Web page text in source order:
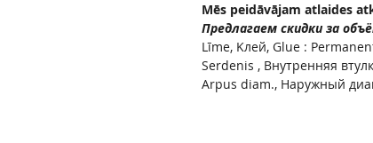
Mēs peidāvājam atlaides
Предлагаем скидки за
Līme, Kлей, Glue :
Serdenis , Внутренняя
Arpus diam., Наружный